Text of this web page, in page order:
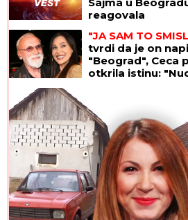
reagovala
"JA SAM TO
tvrdi da je on
"Beograd", Ceca
otkrila istinu: